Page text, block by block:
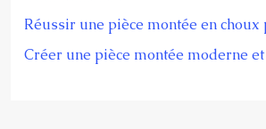
Réussir une pièce montée en
Créer une pièce montée moderne